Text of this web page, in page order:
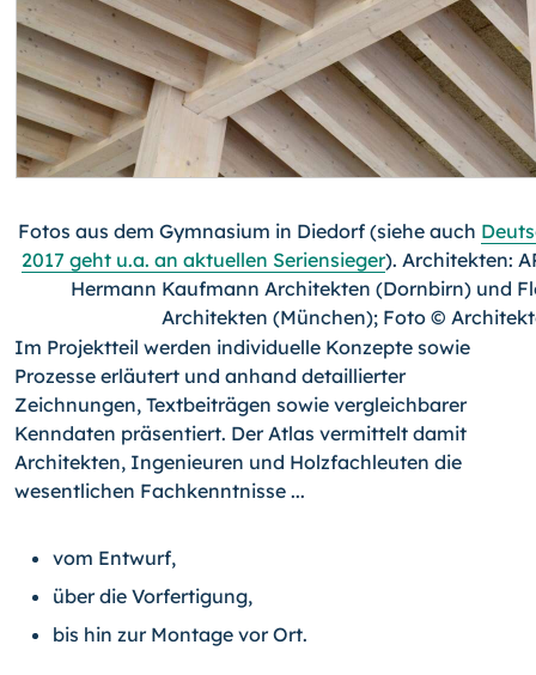
Fotos aus dem Gymnasium in Diedorf (siehe auch
2017 geht u.a. an aktuellen Seriensieger). Architekten:
Hermann Kaufmann Architekten (Dornbirn) und
Architekten (München); Foto ©
Im Projektteil werden individuelle Konzepte sowie
Prozesse erläutert und anhand detaillierter
Zeichnungen, Textbeiträgen sowie vergleichbarer
Kenndaten präsentiert. Der Atlas vermittelt damit
Architekten, Ingenieuren und Holzfachleuten die
wesentlichen Fachkenntnisse ...
vom Entwurf,
über die Vorfertigung,
bis hin zur Montage vor Ort.